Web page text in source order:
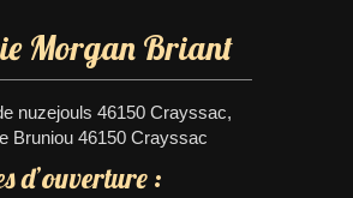
Morgan Briant
nuzejouls 46150 Crayssac,
Bruniou 46150 Crayssac
d’ouverture :